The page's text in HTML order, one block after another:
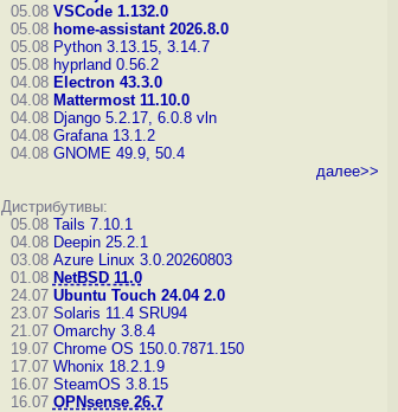
05.08 VSCode 1.132.0
05.08 home-assistant 2026.8.0
05.08 Python 3.13.15, 3.14.7
05.08 hyprland 0.56.2
04.08 Electron 43.3.0
04.08 Mattermost 11.10.0
04.08 Django 5.2.17, 6.0.8 vln
04.08 Grafana 13.1.2
04.08 GNOME 49.9, 50.4
далее>>
Дистрибутивы:
05.08 Tails 7.10.1
04.08 Deepin 25.2.1
03.08 Azure Linux 3.0.20260803
01.08 NetBSD 11.0
24.07 Ubuntu Touch 24.04 2.0
23.07 Solaris 11.4 SRU94
21.07 Omarchy 3.8.4
19.07 Chrome OS 150.0.7871.150
17.07 Whonix 18.2.1.9
16.07 SteamOS 3.8.15
16.07 OPNsense 26.7